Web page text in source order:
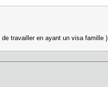
travailler en ayant un visa famille )